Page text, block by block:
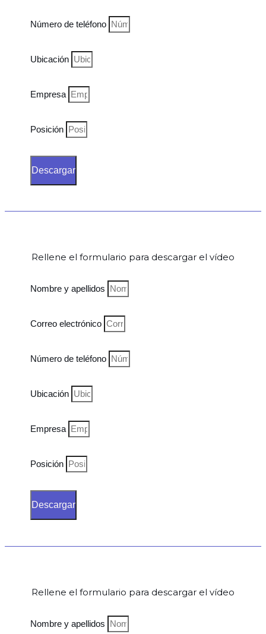
Número de teléfono
Ubicación
Empresa
Posición
Descargar
Rellene el formulario para descargar el vídeo
Nombre y apellidos
Correo electrónico
Número de teléfono
Ubicación
Empresa
Posición
Descargar
Rellene el formulario para descargar el vídeo
Nombre y apellidos